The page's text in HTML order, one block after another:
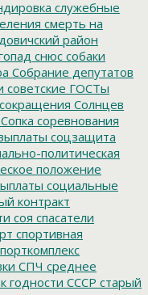
служебные
смерть на
район
снюс собаки
Собрание депутатов
советские ГОСТы
сокращения Солнцев
Сопка соревнования
соцзащита
политическая
положение
социальные
контракт
соя спасатели
спортивная
СПЧ среднее
годности СССР старый